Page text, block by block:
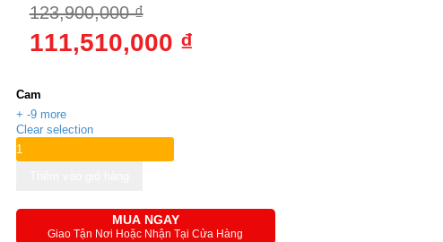
123,900,000 ₫
111,510,000 ₫
Cam
+ -9 more
Clear selection
MUA NGAY
Giao Tận Nơi Hoặc Nhận Tại Cửa Hàng